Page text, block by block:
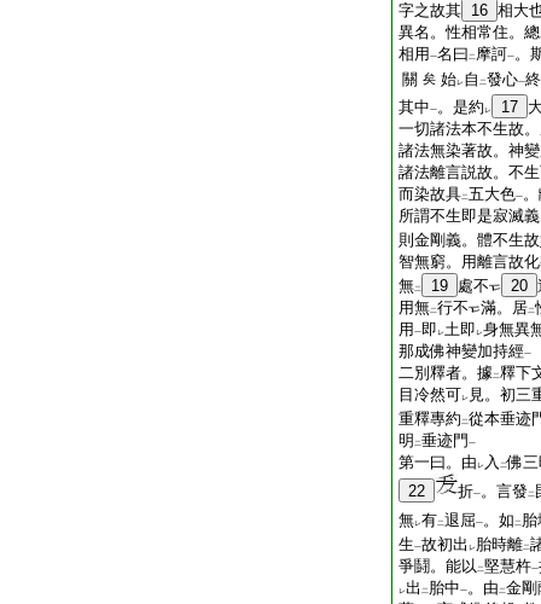
字之故其 16 相大
異名。性相常住。總
相用 一名曰 二 摩訶一。
關 矣 始レ自 二發心一終
其中一。是約 レ 17
一切諸法本不生故
諸法無染著故。神
諸法離言説故。不
而染故具二五大色一
所謂不生即是寂滅
則金剛義。體不生
智無窮。用離言故
無二 19 處不 20
用無二行不 滿。居二
用 一即 レ土即 レ身無異
那成佛神變加持經一
二別釋者。據二釋下
目冷然可レ 見。初三
重釋專約 二從本垂迹
明 二垂迹門 一
第一曰。由 レ 入 二佛
22
折一。言發 二
無レ有二退屈一。如 二
生一故初出 レ胎時離二
爭鬪。能以 二堅慧杵一
レ出 二 胎中一。由 二金剛